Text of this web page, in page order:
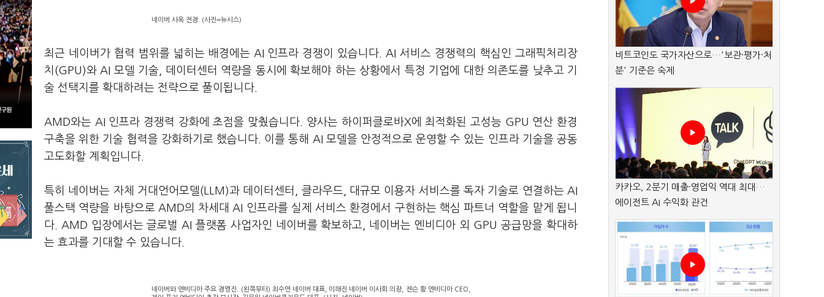
네이버 사옥 전경. (사진=뉴시스)
최근 네이버가 협력 범위를 넓히는 배경에는 AI 인프라 경쟁이 있습니다. AI 서비스 경쟁력의 핵심인 그래픽처리장
치(GPU)와 AI 모델 기술, 데이터센터 역량을 동시에 확보해야 하는 상황에서 특정 기업에 대한 의존도를 낮추고 기
술 선택지를 확대하려는 전략으로 풀이됩니다.
AMD와는 AI 인프라 경쟁력 강화에 초점을 맞췄습니다. 양사는 하이퍼클로바X에 최적화된 고성능 GPU 연산 환경
구축을 위한 기술 협력을 강화하기로 했습니다. 이를 통해 AI 모델을 안정적으로 운영할 수 있는 인프라 기술을 공동
고도화할 계획입니다.
특히 네이버는 자체 거대언어모델(LLM)과 데이터센터, 클라우드, 대규모 이용자 서비스를 독자 기술로 연결하는 AI
풀스택 역량을 바탕으로 AMD의 차세대 AI 인프라를 실제 서비스 환경에서 구현하는 핵심 파트너 역할을 맡게 됩니
다. AMD 입장에서는 글로벌 AI 플랫폼 사업자인 네이버를 확보하고, 네이버는 엔비디아 외 GPU 공급망을 확대하
는 효과를 기대할 수 있습니다.
네이버와 엔비디아 주요 경영진. (왼쪽부터) 최수연 네이버 대표, 이해진 네이버 이사회 의장, 젠슨 황 엔비디아 CEO,
비트코인도 국가자산으로…'보관·평가·처
분' 기준은 숙제
카카오, 2분기 매출·영업익 역대 최대…
에이전트 AI 수익화 관건